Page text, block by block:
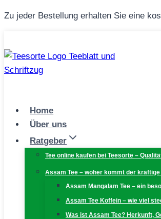
Zum
Zu jeder Bestellung erhalten Sie eine
Home
Über uns
Ratgeber
Tee online kaufen bei Teesorte –
Assam Tee – woher kommt der kräftige
Assam Mangalam Tee – ein
Assam Tee Koffein – wie viel
Was ist Assam Tee? Herkunft,